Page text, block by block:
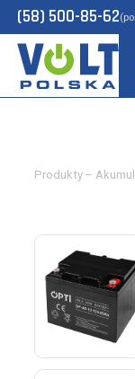
(58) 500-85-62
Produkty –